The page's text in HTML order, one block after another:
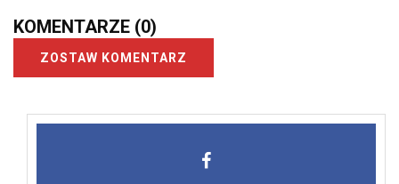
KOMENTARZE (0)
ZOSTAW KOMENTARZ